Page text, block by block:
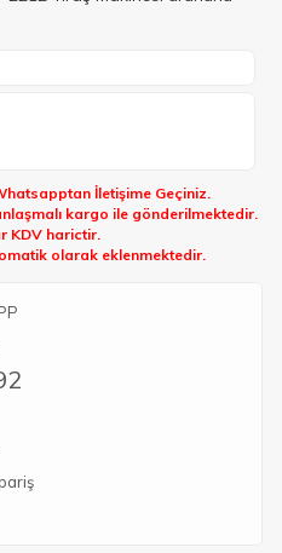
İletişime Geçiniz.
kargo ile gönderilmektedir.
KDV harictir.
olarak eklenmektedir.